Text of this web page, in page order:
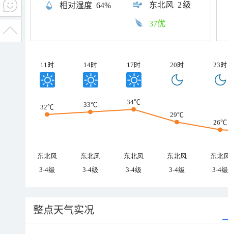
相对湿度 64% 东北风 2级
37优
11时 14时 17时 20时 23时
32℃ 33℃
34℃
29℃
26℃
东北风 东北风 东北风 东北风
东北
3-4级
3-4级 3-4级 3-4级 3-4级
整点天气实况